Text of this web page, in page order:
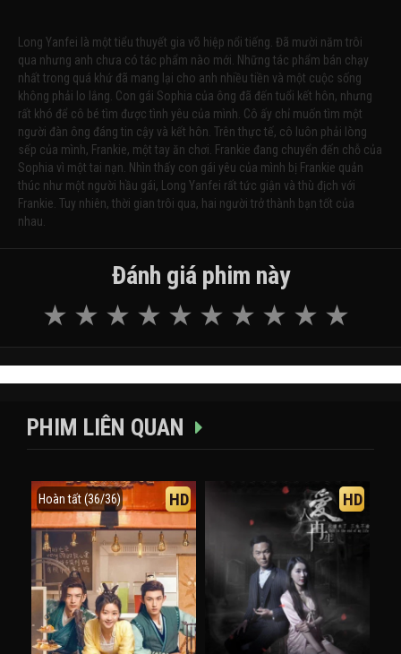
Long Yanfei là một tiểu thuyết gia võ hiệp nổi tiếng. Đã mười năm trôi
qua nhưng anh chưa có tác phẩm nào mới. Những tác phẩm bán chạy
nhất trong quá khứ đã mang lại cho anh nhiều tiền và một cuộc sống
không phải lo lắng. Con gái Sophia của ông đã đến tuổi kết hôn, nhưng
rất khó để cô bé tìm được tình yêu của mình. Cô ấy chỉ muốn tìm một
người đàn ông đáng tin cậy và kết hôn. Trên thực tế, cô luôn phải lòng
sếp của mình, Frankie, một tay ăn chơi. Frankie đang chuyển đến chỗ của
Sophia vì một tai nạn. Nhìn thấy con gái yêu của mình bị Frankie quản
thúc như một người hầu gái, Long Yanfei rất tức giận và thù địch với
Frankie. Tuy nhiên, thời gian trôi qua, hai người trở thành bạn tốt của
nhau.
Đánh giá phim này
PHIM LIÊN QUAN
Hoàn tất (36/36) HD HD